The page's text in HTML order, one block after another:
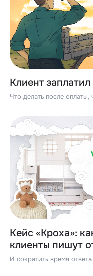
Клиент
Что делать после оплаты,
Кейс «Кроха»:
клиенты пишут
И сократить время